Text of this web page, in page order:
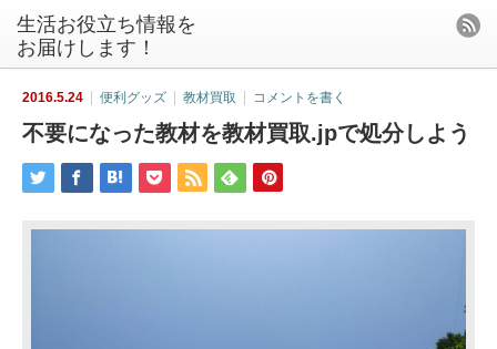
生活お役立ち情報を
お届けします！
2016.5.24 便利グッズ 教材買取 コメントを書く
不要になった教材を教材買取.jpで処分しよう